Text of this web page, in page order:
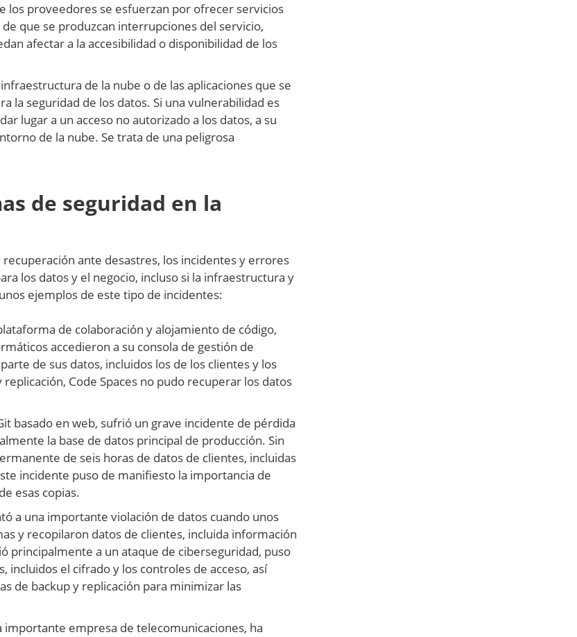
los proveedores se esfuerzan por ofrecer servicios
que se produzcan interrupciones del servicio,
afectar a la accesibilidad o disponibilidad de los
de la nube o de las aplicaciones que se
la seguridad de los datos. Si una vulnerabilidad es
lugar a un acceso no autorizado a los datos, a su
de la nube. Se trata de una peligrosa
de seguridad en la
ante desastres, los incidentes y errores
los datos y el negocio, incluso si la infraestructura y
ejemplos de este tipo de incidentes:
de colaboración y alojamiento de código,
accedieron a su consola de gestión de
de sus datos, incluidos los de los clientes y los
Code Spaces no pudo recuperar los datos
basado en web, sufrió un grave incidente de pérdida
la base de datos principal de producción. Sin
de seis horas de datos de clientes, incluidas
incidente puso de manifiesto la importancia de
esas copias.
a una importante violación de datos cuando unos
y recopilaron datos de clientes, incluida información
principalmente a un ataque de ciberseguridad, puso
el cifrado y los controles de acceso, así
de backup y replicación para minimizar las
importante empresa de telecomunicaciones, ha